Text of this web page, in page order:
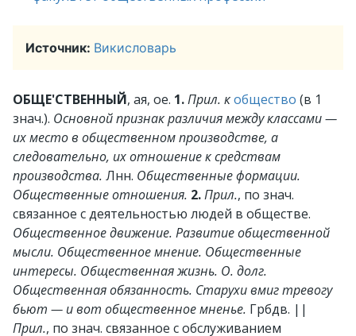
Источник: Викисловарь
ОБЩЕ'СТВЕННЫЙ, ая, ое. 1.Прил. кобщество (в 1
знач.). Основной признак различия между классами —
их место в общественном производстве, а
следовательно, их отношение к средствам
производства. Лнн. Общественные формации.
Общественные отношения. 2.Прил., по знач.
связанное с деятельностью людей в обществе.
Общественное движение. Развитие общественной
мысли. Общественное мнение. Общественные
интересы. Общественная жизнь. О. долг.
Общественная обязанность. Старухи вмиг тревогу
бьют — и вот общественное мненье. Грбдв. ||
Прил., по знач. связанное с обслуживанием